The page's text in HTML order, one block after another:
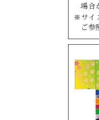
場合
※サイ
ご参